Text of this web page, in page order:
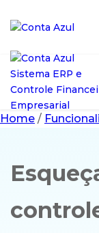
Home /